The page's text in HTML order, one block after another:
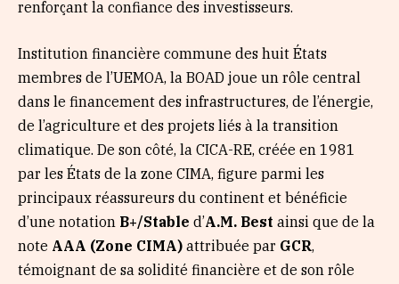
renforçant la confiance des investisseurs.
Institution financière commune des huit États
membres de l’UEMOA, la BOAD joue un rôle central
dans le financement des infrastructures, de l’énergie,
de l’agriculture et des projets liés à la transition
climatique. De son côté, la CICA-RE, créée en 1981
par les États de la zone CIMA, figure parmi les
principaux réassureurs du continent et bénéficie
d’une notation B+/Stable d’A.M. Best ainsi que de la
note AAA (Zone CIMA) attribuée par GCR,
témoignant de sa solidité financière et de son rôle